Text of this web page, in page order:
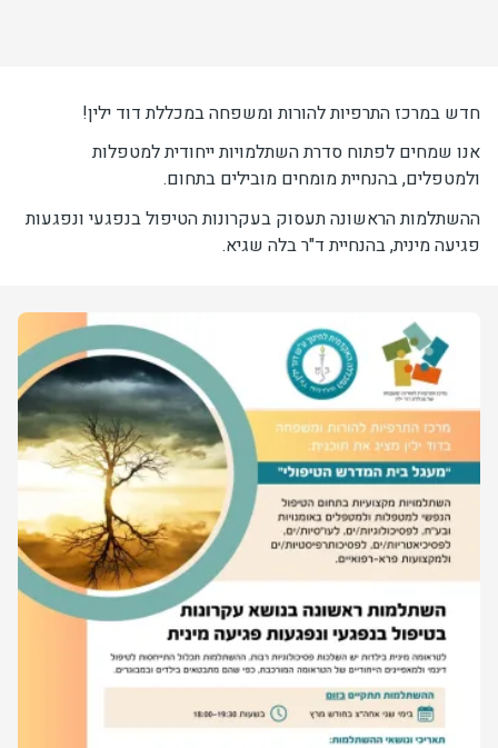
יחידות ומכונים
חדש במרכז התרפיות להורות ומשפחה במכללת דוד ילין!
אנו שמחים לפתוח סדרת השתלמויות ייחודית למטפלות
ולמטפלים, בהנחיית מומחים מובילים בתחום.
ההשתלמות הראשונה תעסוק בעקרונות הטיפול בנפגעי ונפגעות
פגיעה מינית, בהנחיית ד"ר בלה שגיא.